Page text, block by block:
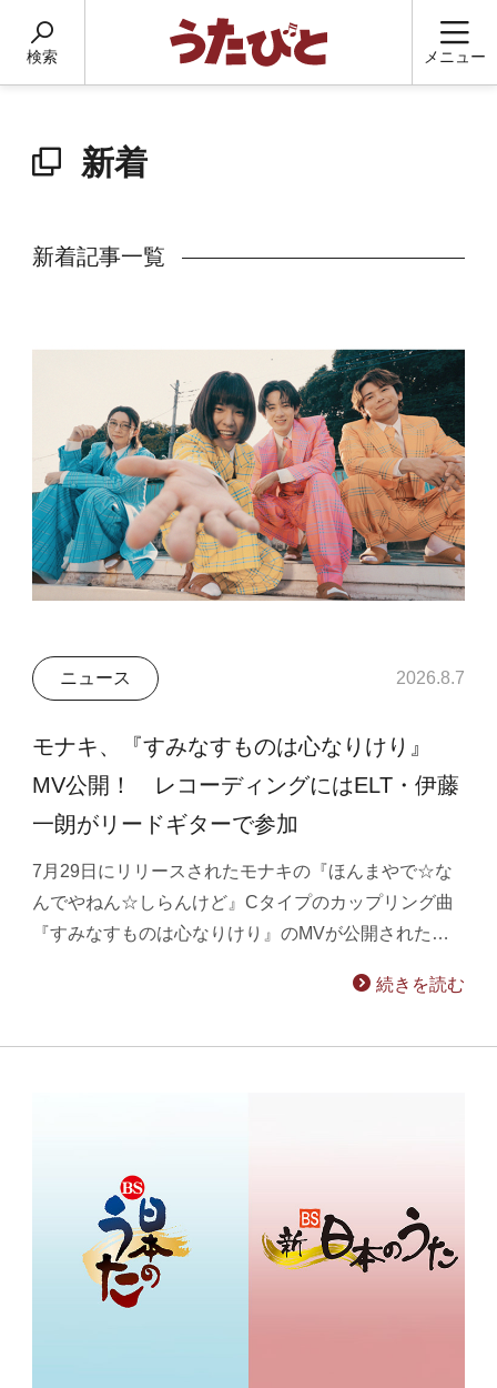
検索 メニュー
新着
新着記事一覧
ニュース 2026.8.7
モナキ、『すみなすものは心なりけり』
MV公開！ レコーディングにはELT・伊藤
一朗がリードギターで参加
7月29日にリリースされたモナキの『ほんまやで☆な
んでやねん☆しらんけど』Cタイプのカップリング曲
『すみなすものは心なりけり』のMVが公開された…
続きを読む